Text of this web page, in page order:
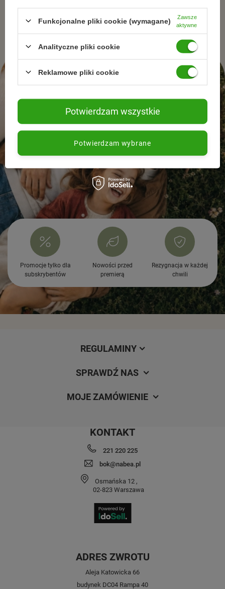
naturalnej pielęgnacjii zdrowego stylu życia.
Promocje tylko dla
subskrybentów
Nowości przed
premierą
Rezygnacja w każdej
chwili
REGULAMINY
SPRAWDŹ NAS
MOJE ZAMÓWIENIE
KONTAKT
221 220 225
bok@nabea.pl
Osmańska 12 ,
02-823 Warszawa
ADRES ZWROTU
Aleja Katowicka 66
budynek DC04 Rampa 40
Funkcjonalne pliki cookie (wymagane)
Zawsze
aktywne
Analityczne pliki cookie
Reklamowe pliki cookie
Potwierdzam wybrane
Potwierdzam wszystkie